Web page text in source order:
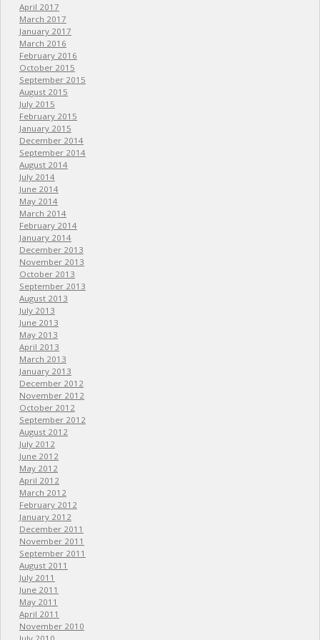
April 2017
March 2017
January 2017
March 2016
February 2016
October 2015
September 2015
August 2015
July 2015
February 2015
January 2015
December 2014
September 2014
August 2014
July 2014
June 2014
May 2014
March 2014
February 2014
January 2014
December 2013
November 2013
October 2013
September 2013
August 2013
July 2013
June 2013
May 2013
April 2013
March 2013
January 2013
December 2012
November 2012
October 2012
September 2012
August 2012
July 2012
June 2012
May 2012
April 2012
March 2012
February 2012
January 2012
December 2011
November 2011
September 2011
August 2011
July 2011
June 2011
May 2011
April 2011
November 2010